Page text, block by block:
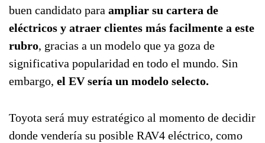
buen candidato para ampliar su cartera de
eléctricos y atraer clientes más facilmente a este
rubro, gracias a un modelo que ya goza de
significativa popularidad en todo el mundo. Sin
embargo, el EV sería un modelo selecto.
Toyota será muy estratégico al momento de decidir
donde vendería su posible RAV4 eléctrico, como